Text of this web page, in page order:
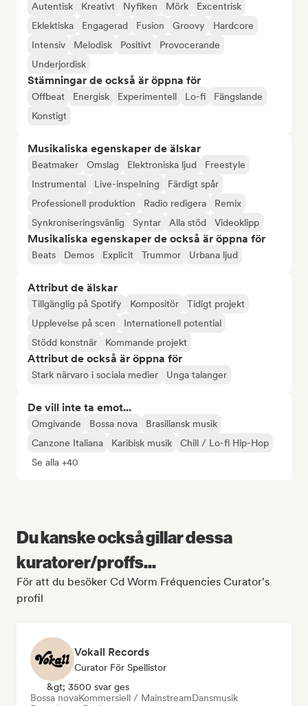
Autentisk Kreativt Nyfiken Mörk
Excentrisk
Eklektiska
Engagerad Fusion Groovy
Hardcore
Intensiv
Melodisk Positivt
Provocerande
Underjordisk
Stämningar de också är öppna för
Offbeat Energisk Experimentell Lo-fi
Fängslande
Konstigt
Musikaliska egenskaper de älskar
Beatmaker Omslag Elektroniska ljud
Freestyle
Instrumental
Live-inspelning
Färdigt spår
Professionell produktion
Radio redigera
Remix
Synkroniseringsvänlig
Syntar Alla stöd Videoklipp
Musikaliska egenskaper de också är öppna för
Beats Demos Explicit Trummor Urbana ljud
Attribut de älskar
Tillgänglig på Spotify Kompositör
Tidigt projekt
Upplevelse på scen
Internationell potential
Stödd konstnär
Kommande projekt
Attribut de också är öppna för
Stark närvaro i sociala medier Unga talanger
De vill inte ta emot...
Omgivande Bossa nova
Brasiliansk musik
Canzone Italiana
Karibisk musik
Chill / Lo-fi Hip-Hop
Se alla +40
Du kanske också gillar dessa
kuratorer/proffs...
För att du besöker Cd Worm Fréquencies Curator's
profil
Vokall Records
Curator För Spellistor
&gt; 3500 svar ges
Bossa novaKommersiell / MainstreamDansmusik